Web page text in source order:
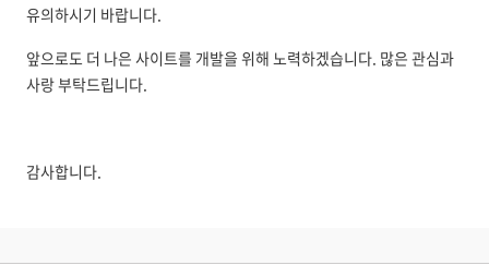
유의하시기 바랍니다.
앞으로도 더 나은 사이트를 개발을 위해 노력하겠습니다. 많은 관심과
사랑 부탁드립니다.
감사합니다.